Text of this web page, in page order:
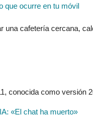
que ocurre en tu móvil
una cafetería cercana,
conocida como versión